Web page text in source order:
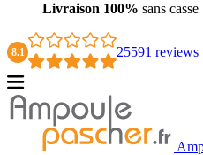
Livraison 100% sans casse
8.1 25591 reviews